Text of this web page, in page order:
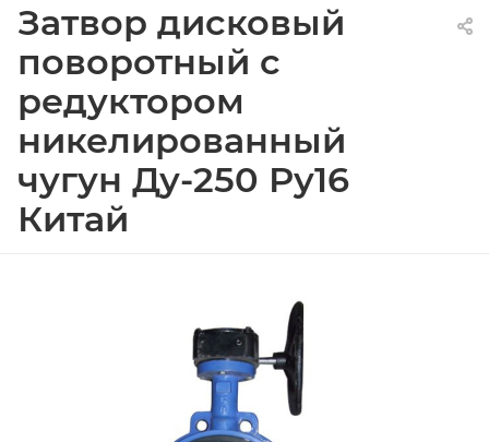
Затвор дисковый
поворотный с
редуктором
никелированный
чугун Ду-250 Ру16
Китай